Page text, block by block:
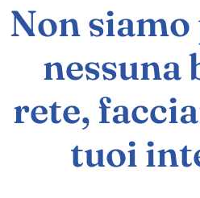
Non
nessuna
rete,
tuoi